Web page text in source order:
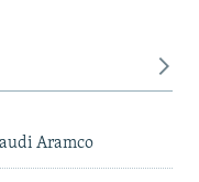
Aramco